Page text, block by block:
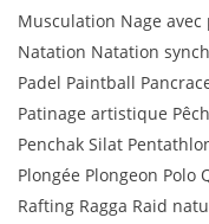
Musculation Nage
Natation Natation
Padel Paintball
Patinage artistique
Penchak Silat
Plongée Plongeon Polo
Rafting Ragga Raid